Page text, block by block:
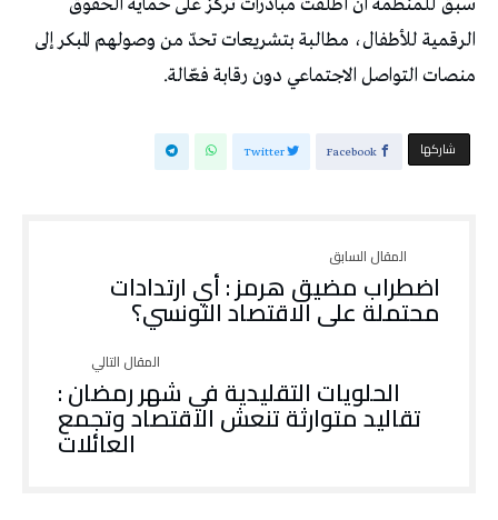
سبق للمنظمة أن أطلقت مبادرات تركز على حماية الحقوق
الرقمية للأطفال، مطالبة بتشريعات تحدّ من وصولهم المبكر إلى
منصات التواصل الاجتماعي دون رقابة فعّالة.
‫‫ شاركها‬ Facebook
Twitter
اضطراب مضيق هرمز : أي ارتدادات
محتملة على الاقتصاد التونسي؟
الحلويات التقليدية في شهر رمضان :
تقاليد متوارثة تنعش الاقتصاد وتجمع
العائلات